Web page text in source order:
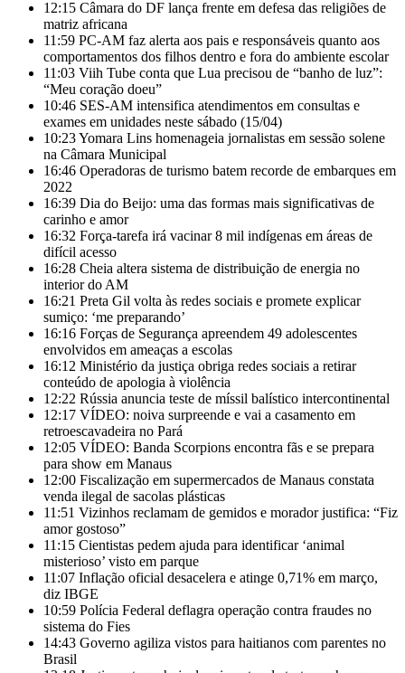
12:15 Câmara do DF lança frente em defesa das religiões de
matriz africana
11:59 PC-AM faz alerta aos pais e responsáveis quanto aos
comportamentos dos filhos dentro e fora do ambiente escolar
11:03 Viih Tube conta que Lua precisou de “banho de luz”:
“Meu coração doeu”
10:46 SES-AM intensifica atendimentos em consultas e
exames em unidades neste sábado (15/04)
10:23Yomara Lins homenageia jornalistas em sessão solene
na Câmara Municipal
16:46 Operadoras de turismo batem recorde de embarques em
2022
16:39 Dia do Beijo: uma das formas mais significativas de
carinho e amor
16:32 Força-tarefa irá vacinar 8 mil indígenas em áreas de
difícil acesso
16:28 Cheia altera sistema de distribuição de energia no
interior do AM
16:21 Preta Gil volta às redes sociais e promete explicar
sumiço: ‘me preparando’
16:16 Forças de Segurança apreendem 49 adolescentes
envolvidos em ameaças a escolas
16:12 Ministério da justiça obriga redes sociais a retirar
conteúdo de apologia à violência
12:22 Rússia anuncia teste de míssil balístico intercontinental
12:17 VÍDEO: noiva surpreende e vai a casamento em
retroescavadeira no Pará
12:05 VÍDEO: Banda Scorpions encontra fãs e se prepara
para show em Manaus
12:00 Fiscalização em supermercados de Manaus constata
venda ilegal de sacolas plásticas
11:51 Vizinhos reclamam de gemidos e morador justifica: “Fiz
amor gostoso”
11:15 Cientistas pedem ajuda para identificar ‘animal
misterioso’ visto em parque
11:07 Inflação oficial desacelera e atinge 0,71% em março,
diz IBGE
10:59 Polícia Federal deflagra operação contra fraudes no
sistema do Fies
14:43 Governo agiliza vistos para haitianos com parentes no
Brasil